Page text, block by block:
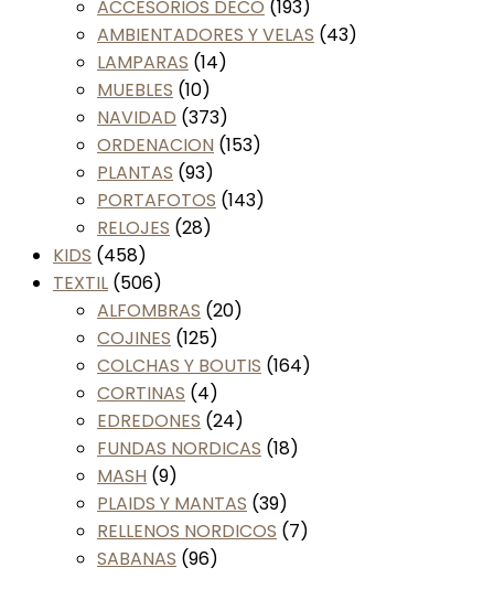
ACCESORIOS DECO (193)
AMBIENTADORES Y VELAS (43)
LAMPARAS (14)
MUEBLES (10)
NAVIDAD (373)
ORDENACION (153)
PLANTAS (93)
PORTAFOTOS (143)
RELOJES (28)
KIDS (458)
TEXTIL (506)
ALFOMBRAS (20)
COJINES (125)
COLCHAS Y BOUTIS (164)
CORTINAS (4)
EDREDONES (24)
FUNDAS NORDICAS (18)
MASH (9)
PLAIDS Y MANTAS (39)
RELLENOS NORDICOS (7)
SABANAS (96)